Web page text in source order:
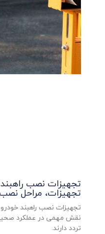
تجهیزات نصب
تجهیزات، مراحل
تجهیزات نصب راهبند
نقش مهمی در عملکرد
تردد دارند.